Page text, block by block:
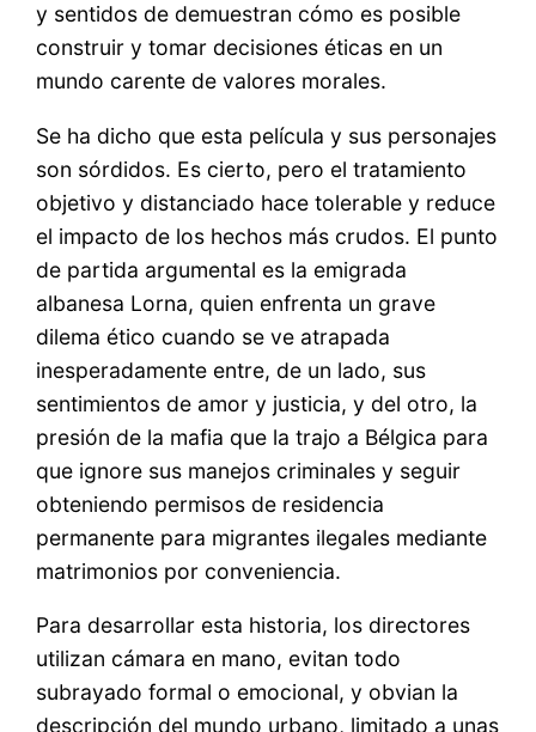
y sentidos de demuestran cómo es posible
construir y tomar decisiones éticas en un
mundo carente de valores morales.
Se ha dicho que esta película y sus personajes
son sórdidos. Es cierto, pero el tratamiento
objetivo y distanciado hace tolerable y reduce
el impacto de los hechos más crudos. El punto
de partida argumental es la emigrada
albanesa Lorna, quien enfrenta un grave
dilema ético cuando se ve atrapada
inesperadamente entre, de un lado, sus
sentimientos de amor y justicia, y del otro, la
presión de la mafia que la trajo a Bélgica para
que ignore sus manejos criminales y seguir
obteniendo permisos de residencia
permanente para migrantes ilegales mediante
matrimonios por conveniencia.
Para desarrollar esta historia, los directores
utilizan cámara en mano, evitan todo
subrayado formal o emocional, y obvian la
descripción del mundo urbano, limitado a unas